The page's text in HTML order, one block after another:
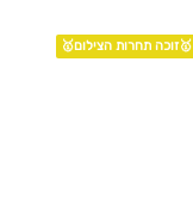
🥇זוכה תחרות הצילום🥇